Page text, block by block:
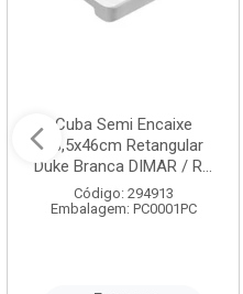
Cuba Semi Encaixe
58,5x46cm Retangular
Duke Branca DIMAR / R...
Código: 294913
Embalagem: PC0001PC